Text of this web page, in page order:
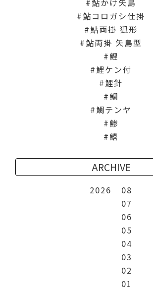
鮎コロガシ仕掛
鮎両掛 狐形
鮎両掛 矢島型
鯉
鯉ケン付
鯉針
鯛
鯛テンヤ
鯵
鱚
ARCHIVE
2026
08
07
06
05
04
03
02
01